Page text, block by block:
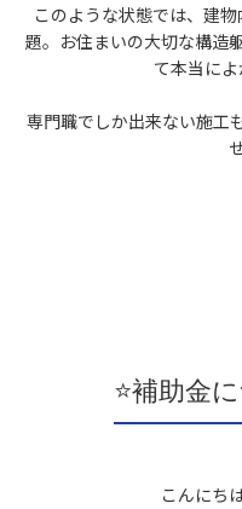
このような状態では、建
題。お住まいの大切な構造
て本当によ
専門職でしか出来ない施工
⭐️補助金
こんにち